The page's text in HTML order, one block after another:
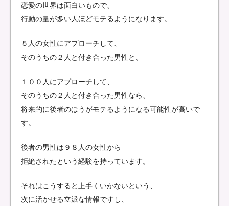
恋愛の世界は面白いもので、
行動の量が多い人ほどモテるようになります。
５人の女性にアプローチして、
そのうちの２人と付き合った男性と、
１００人にアプローチして、
そのうちの２人と付き合った男性なら、
将来的に後者のほうがモテるようになる可能性が高いで
す。
後者の男性は９８人の女性から
拒絶されたという経験を持っています。
それはこうすると上手くいかないという、
次に活かせる立派な情報ですし、